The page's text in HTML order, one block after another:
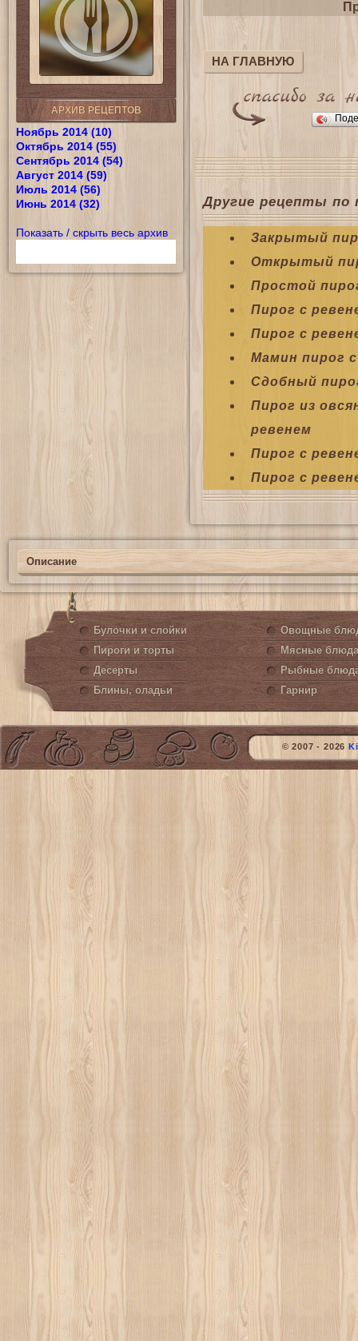
АРХИВ РЕЦЕПТОВ
Ноябрь 2014 (10)
Октябрь 2014 (55)
Сентябрь 2014 (54)
Август 2014 (59)
Июль 2014 (56)
Июнь 2014 (32)
Показать / скрыть весь архив
НА ГЛАВНУЮ
Другие рецепты по
Закрытый
Открытый
Простой
Пирог с
Пирог с
Мамин пирог
Сдобный
Пирог из
ревенем
Пирог с
Пирог с
Описание
Булочки и слойки
Пироги и торты
Десерты
Блины, оладьи
Овощные
Мясные блюда
Рыбные
Гарнир
© 2007 - 2026